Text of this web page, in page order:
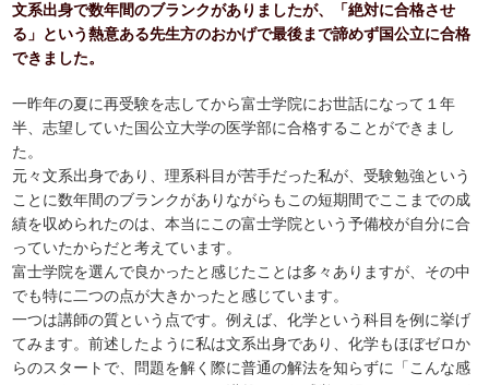
文系出身で数年間のブランクがありましたが、「絶対に合格させ
る」という熱意ある先生方のおかげで最後まで諦めず国公立に合格
できました。
一昨年の夏に再受験を志してから富士学院にお世話になって１年
半、志望していた国公立大学の医学部に合格することができまし
た。
元々文系出身であり、理系科目が苦手だった私が、受験勉強という
ことに数年間のブランクがありながらもこの短期間でここまでの成
績を収められたのは、本当にこの富士学院という予備校が自分に合
っていたからだと考えています。
富士学院を選んで良かったと感じたことは多々ありますが、その中
でも特に二つの点が大きかったと感じています。
一つは講師の質という点です。例えば、化学という科目を例に挙げ
てみます。前述したように私は文系出身であり、化学もほぼゼロか
らのスタートで、問題を解く際に普通の解法を知らずに「こんな感